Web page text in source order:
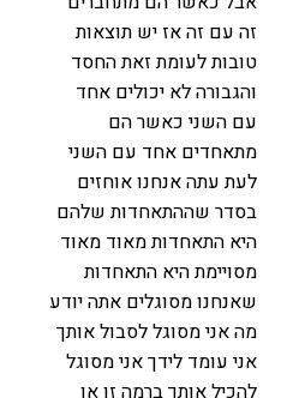
זה עם זה אז יש תוצאות
טובות לעומת זאת החסד
והגבורה לא יכולים אחד
עם השני כאשר הם
מתאחדים אחד עם השני
לעת עתה אנחנו אוחזים
בסדר שההתאחדות שלהם
היא התאחדות מאוד מאוד
מסויימת היא התאחדות
שאנחנו מסוגלים אתה יודע
מה אני מסוגל לסבול אותך
אני עומד לידך אני מסוגל
להכיל אותך ברמה זו או